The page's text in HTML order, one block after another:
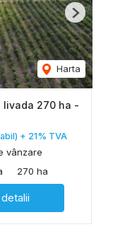
Harta
Next
livada 270 ha -
+ 21% TVA
vânzare
270 ha